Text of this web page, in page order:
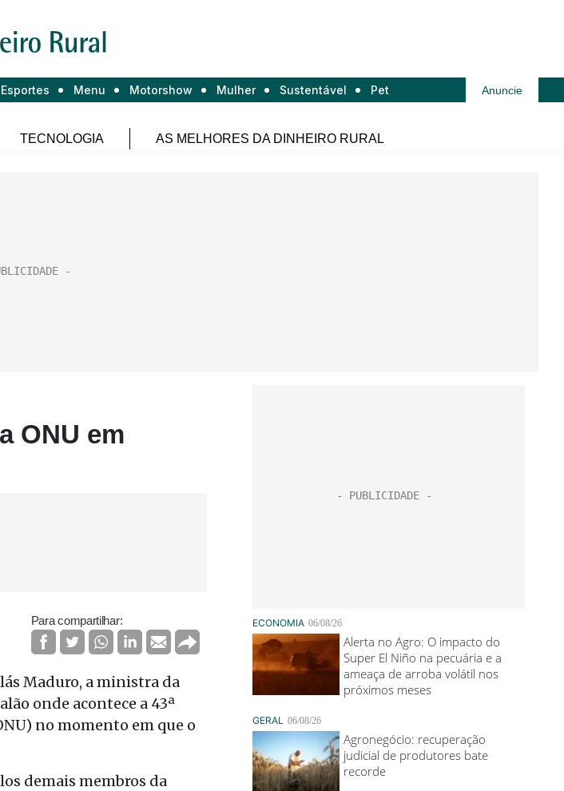
Esportes Menu Motorshow Mulher Sustentável Pet Anuncie
TECNOLOGIA AS MELHORES DA DINHEIRO RURAL
ONU em
Para compartilhar:
Maduro, a ministra da
onde acontece a 43ª
no momento em que o
demais membros da